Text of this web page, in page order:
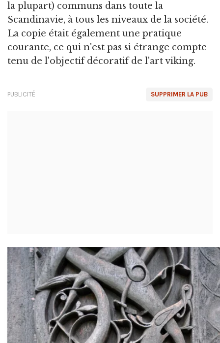
la plupart) communs dans toute la
Scandinavie, à tous les niveaux de la société.
La copie était également une pratique
courante, ce qui n'est pas si étrange compte
tenu de l'objectif décoratif de l'art viking.
SUPPRIMER LA PUB
PUBLICITÉ